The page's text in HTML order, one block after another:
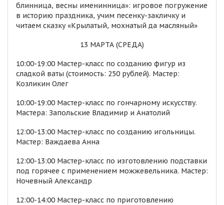
блинница, весны именинница»: игровое погружение
в историю праздника, учим песенку-закличку и
читаем сказку «Крылатый, мохнатый да масляный»
13 МАРТА (СРЕДА)
10:00-19:00 Мастер-класс по созданию фигур из
сладкой ваты (стоимость: 250 рублей). Мастер:
Козликин Олег
10:00-19:00 Мастер-класс по гончарному искусству.
Мастера: Запольские Владимир и Анатолий
12:00-13:00 Мастер-класс по созданию игольницы.
Мастер: Важдаева Анна
12:00-13:00 Мастер-класс по изготовлению подставки
под горячее с применением можжевельника. Мастер:
Ночевный Александр
12:00-14:00 Мастер-класс по приготовлению